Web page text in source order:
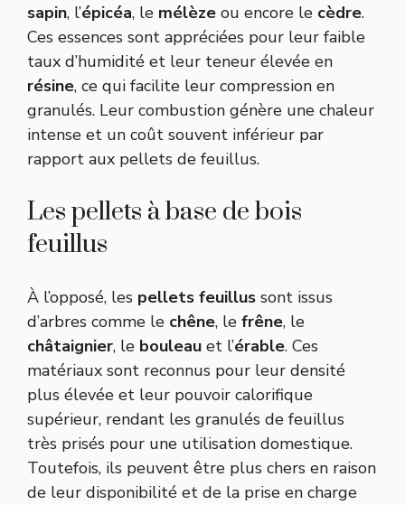
sapin, l’épicéa, le mélèze ou encore le cèdre.
Ces essences sont appréciées pour leur faible
taux d’humidité et leur teneur élevée en
résine, ce qui facilite leur compression en
granulés. Leur combustion génère une chaleur
intense et un coût souvent inférieur par
rapport aux pellets de feuillus.
Les pellets à base de bois
feuillus
À l’opposé, les pellets feuillus sont issus
d’arbres comme le chêne, le frêne, le
châtaignier, le bouleau et l’érable. Ces
matériaux sont reconnus pour leur densité
plus élevée et leur pouvoir calorifique
supérieur, rendant les granulés de feuillus
très prisés pour une utilisation domestique.
Toutefois, ils peuvent être plus chers en raison
de leur disponibilité et de la prise en charge